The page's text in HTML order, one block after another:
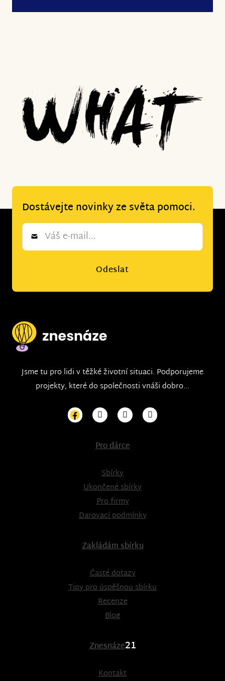
Dostávejte novinky ze světa pomoci.
Newsletter
Odeslat
Jsme tu pro lidi v těžké životní situaci. Podporujeme
projekty, které do společnosti vnáši dobro...
Pro dárce
Sbírky
Ukončené sbírky
Pro firmy
Darovací podmínky
Zakládám sbírku
Časté dotazy
Tipy pro úspěšnou sbírku
Recenze
Blog
Znesnáze21
Kontakt